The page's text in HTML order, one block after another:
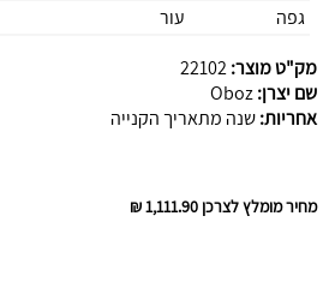
גפה
עור
מק"ט מוצר:22102
שם יצרן:Oboz
אחריות:שנה מתאריך הקנייה
מחיר מומלץ לצרכן 1,111.90 ₪